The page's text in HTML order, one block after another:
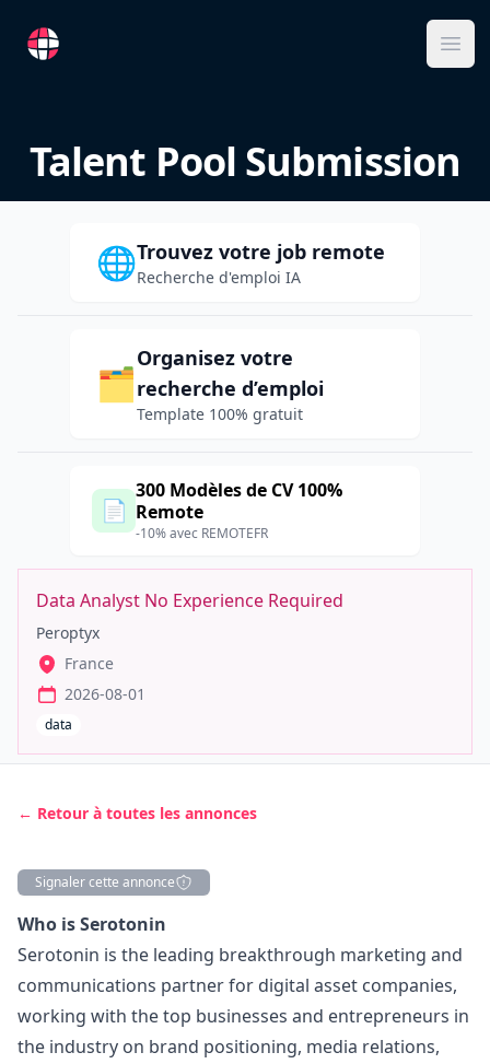
RemoteFR
Talent Pool Submission
🌐Trouvez votre job remote
Recherche d'emploi IA
🗂️
Organisez votre
recherche d’emploi
Template 100% gratuit
📄
300 Modèles de CV 100%
Remote
-10% avec REMOTEFR
Data Analyst No Experience Required
Peroptyx
France
2026-08-01
data
← Retour à toutes les annonces
Signaler cette annonce
Description
Who is Serotonin
Serotonin is the leading breakthrough marketing and
communications partner for digital asset companies,
working with the top businesses and entrepreneurs in
the industry on brand positioning, media relations,